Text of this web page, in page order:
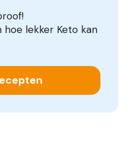
lekker Keto kan